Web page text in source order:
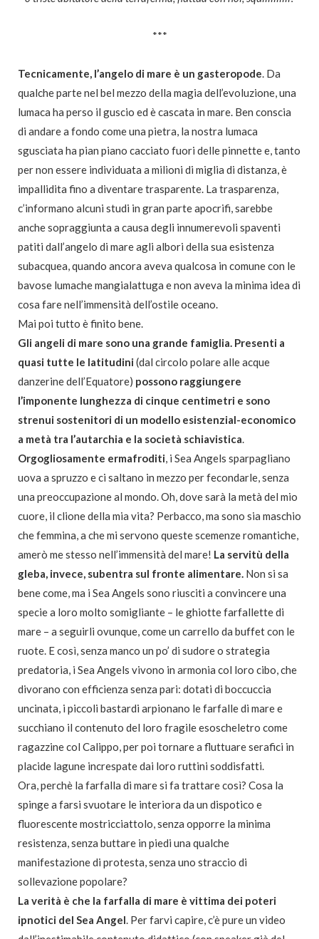
***
Tecnicamente, l’angelo di mare è un gasteropode. Da
qualche parte nel bel mezzo della magia dell’evoluzione, una
lumaca ha perso il guscio ed è cascata in mare. Ben conscia
di andare a fondo come una pietra, la nostra lumaca
sgusciata ha pian piano cacciato fuori delle pinnette e, tanto
per non essere individuata a milioni di miglia di distanza, è
impallidita fino a diventare trasparente. La trasparenza,
c’informano alcuni studi in gran parte apocrifi, sarebbe
anche sopraggiunta a causa degli innumerevoli spaventi
patiti dall’angelo di mare agli albori della sua esistenza
subacquea, quando ancora aveva qualcosa in comune con le
bavose lumache mangialattuga e non aveva la minima idea di
cosa fare nell’immensità dell’ostile oceano.
Mai poi tutto è finito bene.
Gli angeli di mare sono una grande famiglia. Presenti a
quasi tutte le latitudini (dal circolo polare alle acque
danzerine dell’Equatore) possono raggiungere
l’imponente lunghezza di cinque centimetri e sono
strenui sostenitori di un modello esistenzial-economico
a metà tra l’autarchia e la società schiavistica.
Orgogliosamente ermafroditi, i Sea Angels sparpagliano
uova a spruzzo e ci saltano in mezzo per fecondarle, senza
una preoccupazione al mondo. Oh, dove sarà la metà del mio
cuore, il clione della mia vita? Perbacco, ma sono sia maschio
che femmina, a che mi servono queste scemenze romantiche,
amerò me stesso nell’immensità del mare! La servitù della
gleba, invece, subentra sul fronte alimentare. Non si sa
bene come, ma i Sea Angels sono riusciti a convincere una
specie a loro molto somigliante – le ghiotte farfallette di
mare – a seguirli ovunque, come un carrello da buffet con le
ruote. E così, senza manco un po’ di sudore o strategia
predatoria, i Sea Angels vivono in armonia col loro cibo, che
divorano con efficienza senza pari: dotati di boccuccia
uncinata, i piccoli bastardi arpionano le farfalle di mare e
succhiano il contenuto del loro fragile esoscheletro come
ragazzine col Calippo, per poi tornare a fluttuare serafici in
placide lagune increspate dai loro ruttini soddisfatti.
Ora, perchè la farfalla di mare si fa trattare così? Cosa la
spinge a farsi svuotare le interiora da un dispotico e
fluorescente mostricciattolo, senza opporre la minima
resistenza, senza buttare in piedi una qualche
manifestazione di protesta, senza uno straccio di
sollevazione popolare?
La verità è che la farfalla di mare è vittima dei poteri
ipnotici del Sea Angel. Per farvi capire, c’è pure un video